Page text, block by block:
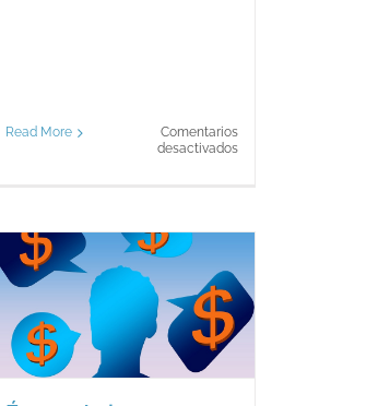
Read More
Comentarios
desactivadosen
tanto